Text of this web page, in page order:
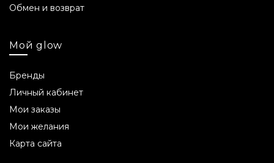
Обмен и возврат
Мой glow
Бренды
Личный кабинет
Мои заказы
Мои желания
Карта сайта